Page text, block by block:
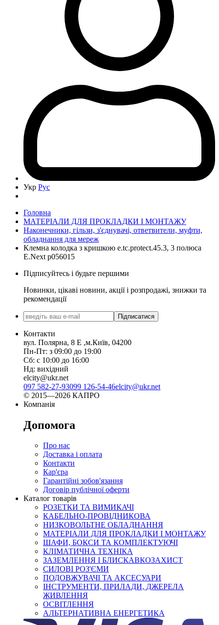
Укр Рус
Головна
МАТЕРІАЛИ ДЛЯ ПРОКЛАДКИ І МОНТАЖУ
Наконечники, гільзи, з'єднувачі, ответвители, муфти,
обладнання для мереж
Клемна колодка з кришкою e.tc.protect.45.3, 3 полюса
E.Next p056015
Підписуйтесь і будьте першими
Новинки, цікаві новини, акції і розпродажі, знижки та
рекомендації
Підписатися
Контакти
вул. Полярна, 8 Е ,м.Київ, 04200
Пн-Пт: з 09:00 до 19:00
Сб: с 10:00 до 16:00
Нд: вихідний
elcity@ukr.net
097 582-27-93099 126-54-46elcity@ukr.net
© 2015—2026 КАПРО
Компанія
Допомога
Про нас
Доставка і оплата
Контакти
Кар'єра
Гарантійні зобов'язання
Договір публічної оферти
Каталог товарів
РОЗЕТКИ ТА ВИМИКАЧІ
КАБЕЛЬНО-ПРОВІДНИКОВА
НИЗКОВОЛЬТНЕ ОБЛАДНАННЯ
МАТЕРІАЛИ ДЛЯ ПРОКЛАДКИ І МОНТАЖУ
ШАФИ, БОКСИ ТА КОМПЛЕКТУЮЧІ
КЛІМАТИЧНА ТЕХНІКА
ЗАЗЕМЛЕННЯ І БЛИСКАВКОЗАХИСТ
СИЛОВІ РОЗ'ЄМИ
ПОДОВЖУВАЧІ ТА АКСЕСУАРИ
ІНСТРУМЕНТИ, ПРИЛАДИ, ДЖЕРЕЛА
ЖИВЛЕННЯ
ОСВІТЛЕННЯ
АЛЬТЕРНАТИВНА ЕНЕРГЕТИКА